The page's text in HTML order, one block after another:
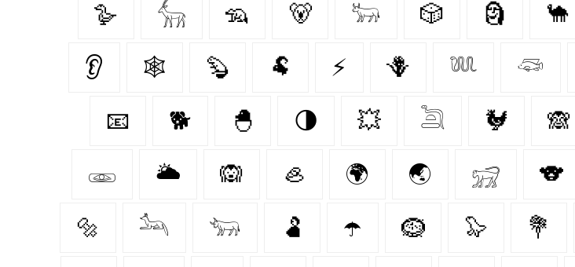
🪿 𓃲 🦡 🐻 𓃽 🎲 🗿 🐪
👂 🕸️ 🦫 🐏 ⚡ 🪻 𓆚 𓆛
📧 🐕 🐣 🌗 💥 𓆖 🐓 🙈
𓁾 🌥️ 🙉 🦪 🌍 🌏 𓃸 🐨
🔩 𓃢 𓃓 🫃 ☂️ 🪹 🦭 💐